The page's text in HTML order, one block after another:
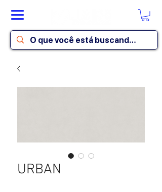
URBAN